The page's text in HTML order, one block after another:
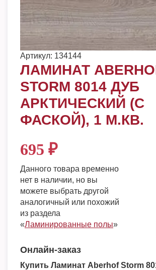
Артикул: 134144
ЛАМИНАТ
STORM 8014 ДУБ
АРКТИЧЕСКИЙ (С
ФАСКОЙ), 1 М.КВ.
695 ₽
Данного товара временно
нет в наличии, но вы
можете выбрать другой
аналогичный или похожий
из раздела
«Ламинированные полы»
Онлайн-заказ
Купить Ламинат Aberhof Storm